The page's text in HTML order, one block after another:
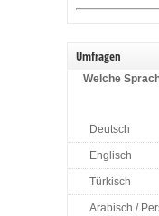
Umfragen
Welche
Deutsch
Englisch
Türkisch
Arabisch /